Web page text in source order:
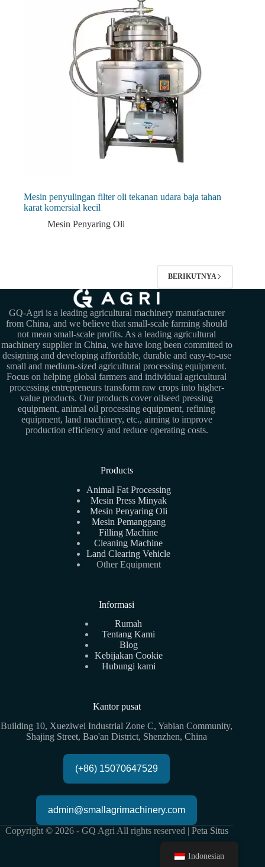
Mesin penyulingan filter oli tekanan udara baja tahan
karat komersial kecil
Mesin Penyaring Oli
BERIKUTNYA
GQ-Agri is a leading agricultural machinery manufacturer
from China, and we believe that small-scale farming should
not mean small-scale profits. As a leading agricultural
machinery supplier in China, we have long been committed to
designing and developing affordable, durable and easy-to-use
small and medium-sized agricultural processing equipment.
Focus on helping global farmers and individual agricultural
processing entrepreneurs transform raw crops into higher-
value products. Our products cover oilseed pressing
equipment, animal oil processing equipment, refining
equipment, land machinery, etc., aiming to improve
production efficiency and reduce operating costs.
Products
Animal Fat Processing
Mesin Press Minyak
Mesin Penyaring Oli
Mesin Pemanggang
Filling Machine
Cleaning Machine
Land Clearing Vehicle
Other Equipment
Informasi
Rumah
Tentang Kami
Blog
Kebijakan Cookie
Hubungi kami
Kantor pusat
Building 10, Xueziwei Industrial Zone C, Yabian Community,
Shajing Street, Bao'an District, Shenzhen, China
(+86) 15070647529
admin@smallagrimachinery.com
Copyright © 2026 - GQ Agri All rights reserved | Peta Situs
Indonesian